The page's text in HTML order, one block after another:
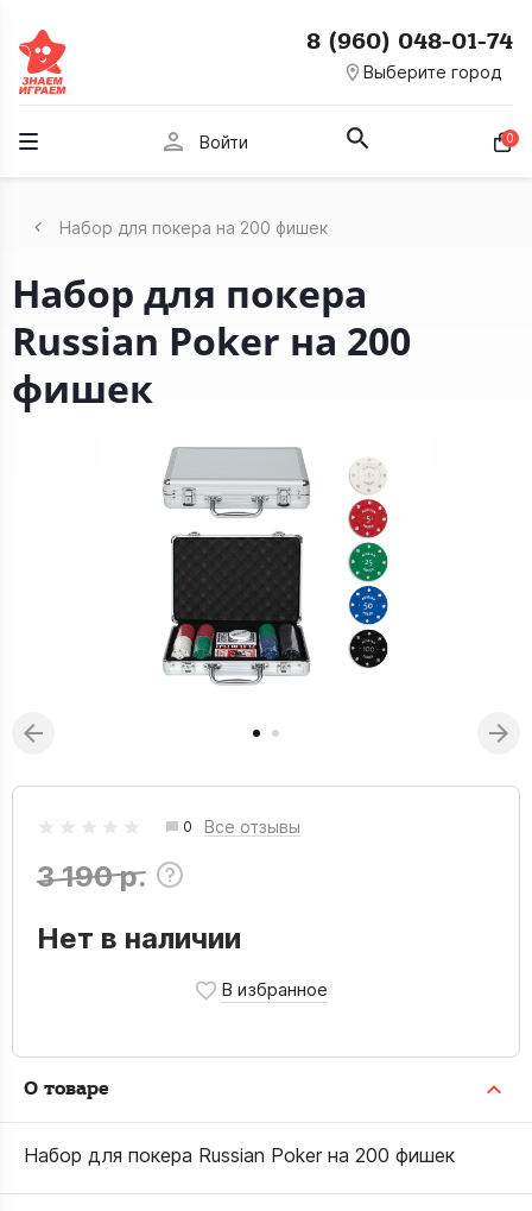
room Выберите город
8 (960) 048-01-74
person Войти 0
Набор для покера на 200 фишек
Набор для покера
Russian Poker на 200
фишек
0 Все отзывы
3 190 р.
Нет в наличии
О товаре
Набор для покера Russian Poker на 200 фишек